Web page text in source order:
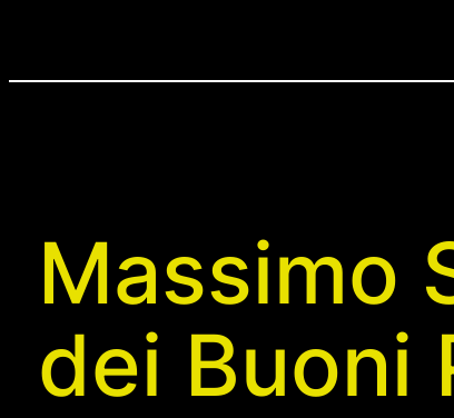
Massimo
dei Buoni